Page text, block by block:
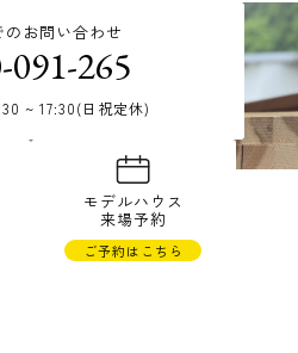
のお問い合わせ
091-265
~ 17:30(日祝定休)
モデルハウス
来場予約
ご予約はこちら